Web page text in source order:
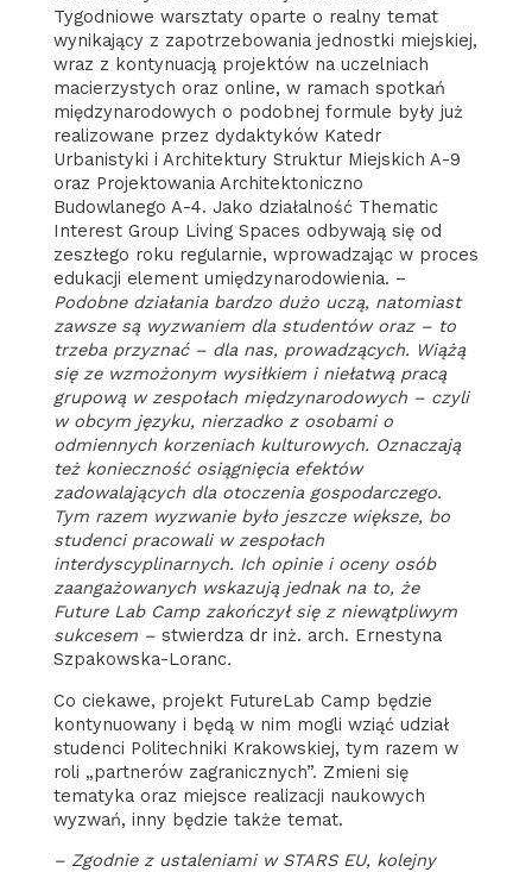
Tygodniowe warsztaty oparte o realny temat
wynikający z zapotrzebowania jednostki miejskiej,
wraz z kontynuacją projektów na uczelniach
macierzystych oraz online, w ramach spotkań
międzynarodowych o podobnej formule były już
realizowane przez dydaktyków Katedr
Urbanistyki i Architektury Struktur Miejskich A-9
oraz Projektowania Architektoniczno
Budowlanego A-4. Jako działalność Thematic
Interest Group Living Spaces odbywają się od
zeszłego roku regularnie, wprowadzając w proces
edukacji element umiędzynarodowienia. –
Podobne działania bardzo dużo uczą, natomiast
zawsze są wyzwaniem dla studentów oraz – to
trzeba przyznać – dla nas, prowadzących. Wiążą
się ze wzmożonym wysiłkiem i niełatwą pracą
grupową w zespołach międzynarodowych – czyli
w obcym języku, nierzadko z osobami o
odmiennych korzeniach kulturowych. Oznaczają
też konieczność osiągnięcia efektów
zadowalających dla otoczenia gospodarczego.
Tym razem wyzwanie było jeszcze większe, bo
studenci pracowali w zespołach
interdyscyplinarnych. Ich opinie i oceny osób
zaangażowanych wskazują jednak na to, że
Future Lab Camp zakończył się z niewątpliwym
sukcesem – stwierdza dr inż. arch. Ernestyna
Szpakowska-Loranc.
Co ciekawe, projekt FutureLab Camp będzie
kontynuowany i będą w nim mogli wziąć udział
studenci Politechniki Krakowskiej, tym razem w
roli „partnerów zagranicznych”. Zmieni się
tematyka oraz miejsce realizacji naukowych
wyzwań, inny będzie także temat.
– Zgodnie z ustaleniami w STARS EU, kolejny